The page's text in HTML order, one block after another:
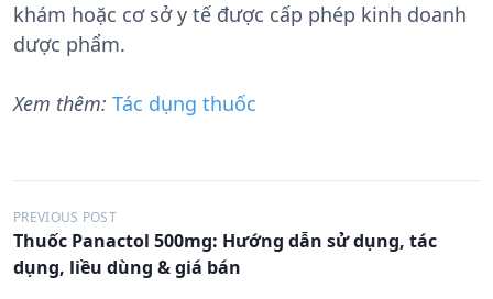
khám hoặc cơ sở y tế được cấp phép kinh doanh
dược phẩm.
Xem thêm: Tác dụng thuốc
Đ
i
PREVIOUS POST
Thuốc Panactol 500mg: Hướng dẫn sử dụng, tác
dụng, liều dùng & giá bán